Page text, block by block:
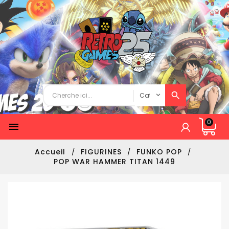
 0
Accueil FIGURINES
FUNKO POP
POP WAR HAMMER TITAN 1449